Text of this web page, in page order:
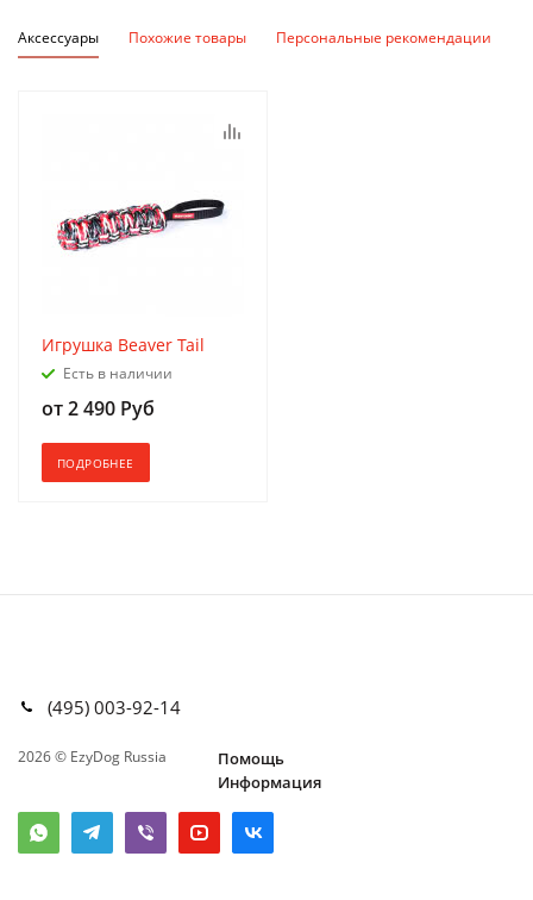
Аксессуары Похожие товары Персональные рекомендации
Игрушка Beaver Tail
Есть в наличии
от2 490 Руб
ПОДРОБНЕЕ
(495) 003-92-14
2026 © EzyDog Russia
Помощь
Информация